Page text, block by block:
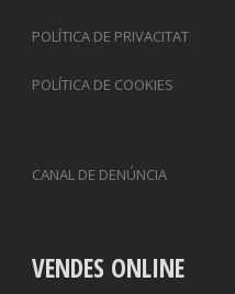
POLÍTICA DE PRIVACITAT
POLÍTICA DE COOKIES
CANAL DE DENÚNCIA
VENDES ONLINE